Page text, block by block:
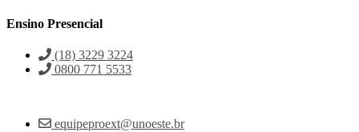
Ensino Presencial
(18) 3229 3224
0800 771 5533
equipeproext@unoeste.br